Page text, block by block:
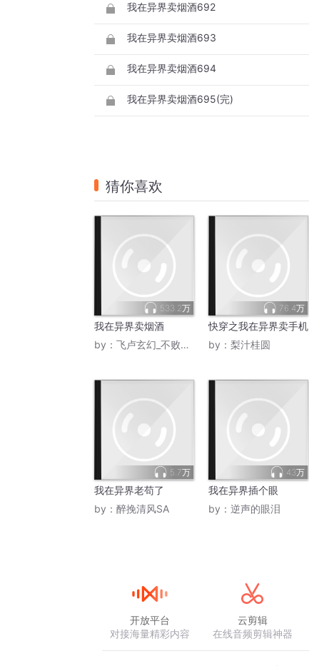
我在异界卖烟酒692
我在异界卖烟酒693
我在异界卖烟酒694
我在异界卖烟酒695(完)
猜你喜欢
533.2万
我在异界卖烟酒
by： 飞卢玄幻_不败升级
76.4万
快穿之我在异界卖手机
by： 梨汁桂圆
5.7万
我在异界老苟了
by： 醉挽清风SA
43万
我在异界插个眼
by： 逆声的眼泪
开放平台
对接海量精彩内容
云剪辑
在线音频剪辑神器